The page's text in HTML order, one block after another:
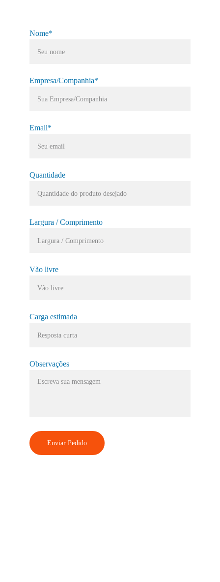
Nome*
Empresa/Companhia*
Email*
Quantidade
Largura / Comprimento
Vão livre
Carga estimada
Observações
Enviar Pedido